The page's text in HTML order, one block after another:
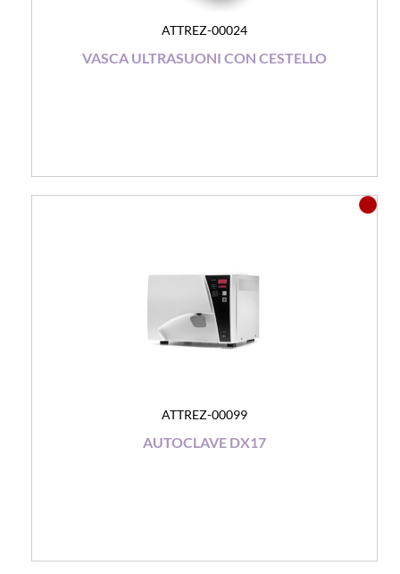
ATTREZ-00024
VASCA ULTRASUONI CON CESTELLO
ATTREZ-00099
AUTOCLAVE DX17